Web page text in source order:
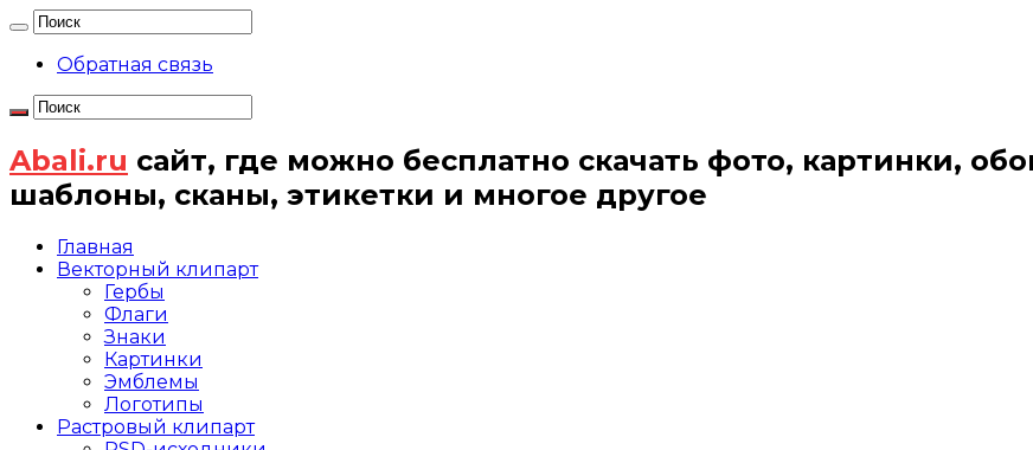
Обратная связь
Abali.ru сайт, где можно бесплатно скачать фото, картинки,
шаблоны, сканы, этикетки и многое другое
Главная
Векторный клипарт
Гербы
Флаги
Знаки
Картинки
Эмблемы
Логотипы
Растровый клипарт